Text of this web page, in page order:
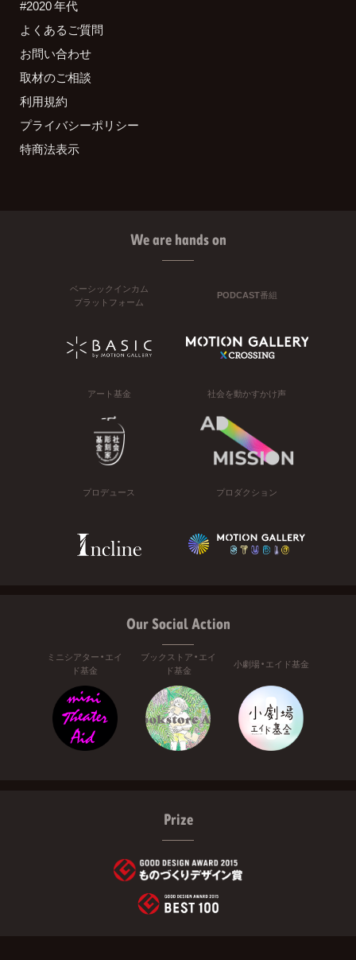
#2020 年代
よくあるご質問
お問い合わせ
取材のご相談
利用規約
プライバシーポリシー
特商法表示
We are hands on
ベーシックインカム
プラットフォーム
PODCAST番組
アート基金 社会を動かすかけ声
プロデュース プロダクション
Our Social Action
ミニシアター・エイ
ド基金
ブックストア・エイ
ド基金
小劇場・エイド基金
Prize